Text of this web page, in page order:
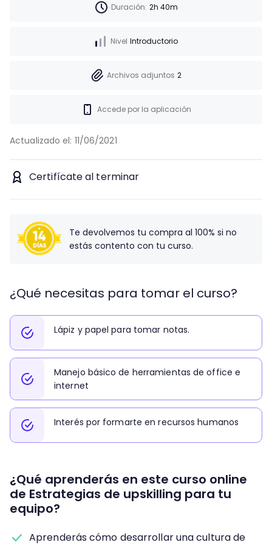
Duración: 2h 40m
Nivel Introductorio
Archivos adjuntos 2
Accede por la aplicación
Actualizado el: 11/06/2021
Certifícate al terminar
Te devolvemos tu compra al 100% si no
estás contento con tu curso.
¿Qué necesitas para tomar el curso?
Lápiz y papel para tomar notas.
Manejo básico de herramientas de office e
internet
Interés por formarte en recursos humanos
¿Qué aprenderás en este curso online
de Estrategias de upskilling para tu
equipo?
Aprenderás cómo desarrollar una cultura de